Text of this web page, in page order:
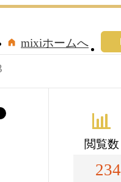
mixiホームへ
閲覧数
234